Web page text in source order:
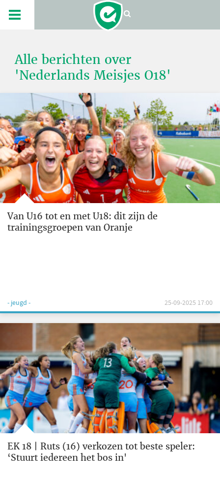
Alle berichten over
'Nederlands Meisjes O18'
Van U16 tot en met U18: dit zijn de
trainingsgroepen van Oranje
- jeugd - 25-09-2025 17:00
EK 18 | Ruts (16) verkozen tot beste speler:
‘Stuurt iedereen het bos in'